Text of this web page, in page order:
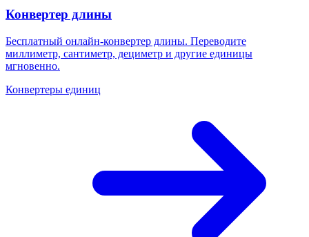
Конвертер длины
Бесплатный онлайн-конвертер длины. Переводите
миллиметр, сантиметр, дециметр и другие единицы
мгновенно.
Конвертеры единиц